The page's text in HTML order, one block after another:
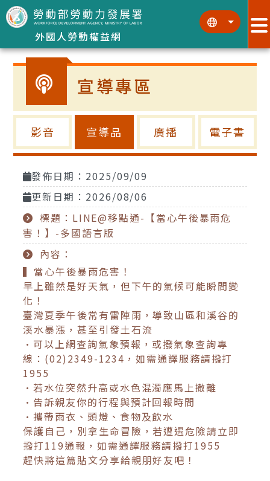
跳到主要內容區塊
外國人勞動權益網
::: :::
宣導專區
影音 宣導品 廣播 電子書
發佈日期：2025/09/09
更新日期：2026/08/06
標題：LINE@移點通-【當心午後暴雨危
害！】-多國語言版
內容：
▍當心午後暴雨危害！
早上雖然是好天氣，但下午的氣候可能瞬間變
化！
臺灣夏季午後常有雷陣雨，導致山區和溪谷的
溪水暴漲，甚至引發土石流
•可以上網查詢氣象預報，或撥氣象查詢專
線：(02)2349-1234，如需通譯服務請撥打
1955
•若水位突然升高或水色混濁應馬上撤離
•告訴親友你的行程與預計回報時間
•攜帶雨衣、頭燈、食物及飲水
保護自己，別拿生命冒險，若遭遇危險請立即
撥打119通報，如需通譯服務請撥打1955
趕快將這篇貼文分享給親朋好友吧！